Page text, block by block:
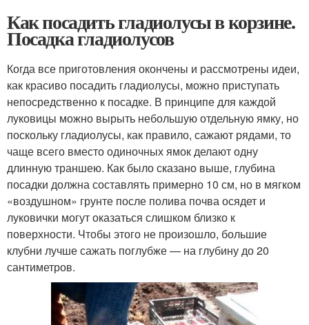
Как посадить гладиолусы в корзине.
Посадка гладиолусов
Когда все приготовления окончены и рассмотрены идеи,
как красиво посадить гладиолусы, можно приступать
непосредственно к посадке. В принципе для каждой
луковицы можно вырыть небольшую отдельную ямку, но
поскольку гладиолусы, как правило, сажают рядами, то
чаще всего вместо одиночных ямок делают одну
длинную траншею. Как было сказано выше, глубина
посадки должна составлять примерно 10 см, но в мягком
«воздушном» грунте после полива почва осядет и
луковички могут оказаться слишком близко к
поверхности. Чтобы этого не произошло, большие
клубни лучше сажать поглубже — на глубину до 20
сантиметров.